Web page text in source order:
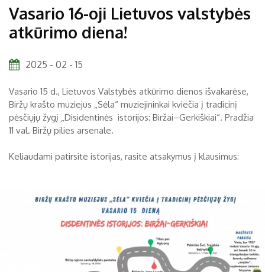
Vaikams nuo 5 iki 10 metų
Paaugliams nuo 11 iki 18 metų
Proistorė
Etnografija
Biržų tvirtovės arsenalas
Religijos
Biržai XIX a.
Pe
5 6
13
16
17
18 19 20 22
23
Vasario 16-oji Lietuvos valstybės
atkūrimo diena!
2025 - 02 - 15
Vasario 15 d., Lietuvos Valstybės atkūrimo dienos išvakarėse,
Biržų krašto muziejus „Sėla“ muziejininkai kviečia į tradicinį
pėsčiųjų žygį „Disidentinės istorijos: Biržai–Gerkiškiai“. Pradžia
11 val. Biržų pilies arsenale.
Keliaudami patirsite istorijas, rasite atsakymus į klausimus: